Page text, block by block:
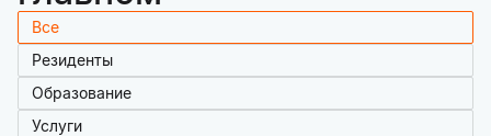
Все
Резиденты
Образование
Услуги